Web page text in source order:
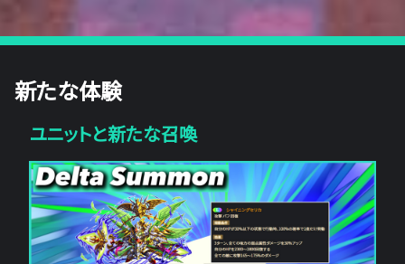
新たな体験
ユニットと新たな召喚